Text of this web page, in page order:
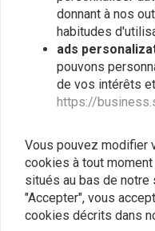
Les plus vus
donnant à nos
habitudes
ads
pouvons
de vos intérêts
https://
Vous pouvez modifier
cookies à tout
situés au bas de notre
"Accepter", vous
cookies décrits dans